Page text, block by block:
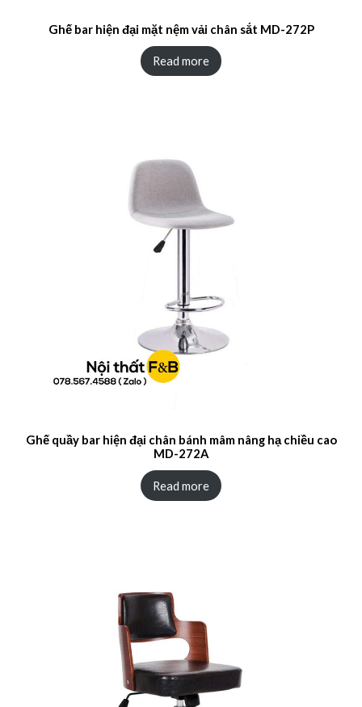
Ghế bar hiện đại mặt nệm vải chân sắt MD-272P
Read more
Ghế quầy bar hiện đại chân bánh mâm nâng hạ chiều cao
MD-272A
Read more